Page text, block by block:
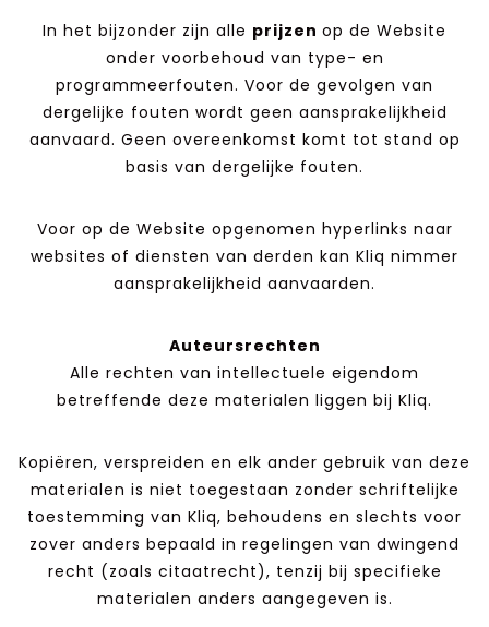
In het bijzonder zijn alle prijzen op de Website
onder voorbehoud van type- en
programmeerfouten. Voor de gevolgen van
dergelijke fouten wordt geen aansprakelijkheid
aanvaard. Geen overeenkomst komt tot stand op
basis van dergelijke fouten.
Voor op de Website opgenomen hyperlinks naar
websites of diensten van derden kan Kliq nimmer
aansprakelijkheid aanvaarden.
Auteursrechten
Alle rechten van intellectuele eigendom
betreffende deze materialen liggen bij Kliq.
Kopiëren, verspreiden en elk ander gebruik van deze
materialen is niet toegestaan zonder schriftelijke
toestemming van Kliq, behoudens en slechts voor
zover anders bepaald in regelingen van dwingend
recht (zoals citaatrecht), tenzij bij specifieke
materialen anders aangegeven is.